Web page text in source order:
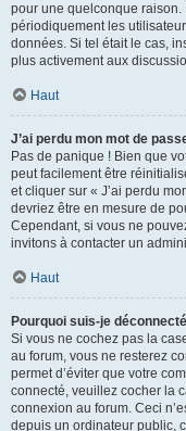
pour une quelconque
périodiquement les
données. Si tel était le cas,
plus activement aux
Haut
J’ai perdu mon mot de
Pas de panique ! Bien que
peut facilement être
et cliquer sur « J’ai perdu
devriez être en mesure de
Cependant, si vous ne
invitons à contacter un
Haut
Pourquoi suis-je
Si vous ne cochez pas la
au forum, vous ne resterez
permet d’éviter que votre
connecté, veuillez cocher la
connexion au forum. Ceci
depuis un ordinateur public,